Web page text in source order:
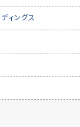
ィングス